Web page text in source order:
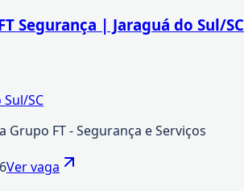
Segurança | Jaraguá do Sul/SC
Sul/SC
Grupo FT - Segurança e Serviços
Ver vaga